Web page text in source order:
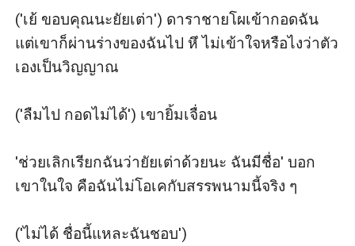
('เย้ ขอบคุณนะยัยเต่า') ดาราชายโผเข้ากอดฉัน
แต่เขาก็ผ่านร่างของฉันไป หึ ไม่เข้าใจหรือไงว่าตัว
เองเป็นวิญญาณ
('ลืมไป กอดไม่ได้') เขายิ้มเจื่อน
'ช่วยเลิกเรียกฉันว่ายัยเต่าด้วยนะ ฉันมีชื่อ' บอก
เขาในใจ คือฉันไม่โอเคกับสรรพนามนี้จริง ๆ
('ไม่ได้ ชื่อนี้แหละฉันชอบ')